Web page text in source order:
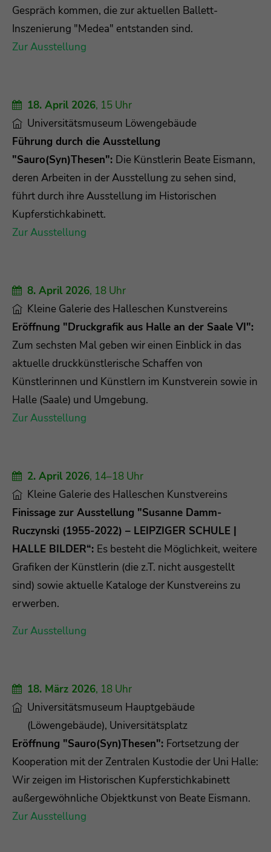
Gespräch kommen, die zur aktuellen Ballett-
Inszenierung "Medea" entstanden sind.
Zur Ausstellung
18. April 2026, 15 Uhr
Universitätsmuseum Löwengebäude
Führung durch die Ausstellung
"Sauro(Syn)Thesen": Die Künstlerin Beate Eismann,
deren Arbeiten in der Ausstellung zu sehen sind,
führt durch ihre Ausstellung im Historischen
Kupferstichkabinett.
Zur Ausstellung
8. April 2026, 18 Uhr
Kleine Galerie des Halleschen Kunstvereins
Eröffnung "Druckgrafik aus Halle an der Saale VI":
Zum sechsten Mal geben wir einen Einblick in das
aktuelle druckkünstlerische Schaffen von
Künstlerinnen und Künstlern im Kunstverein sowie in
Halle (Saale) und Umgebung.
Zur Ausstellung
2. April 2026, 14–18 Uhr
Kleine Galerie des Halleschen Kunstvereins
Finissage zur Ausstellung "Susanne Damm-
Ruczynski (1955-2022) – LEIPZIGER SCHULE |
HALLE BILDER“: Es besteht die Möglichkeit, weitere
Grafiken der Künstlerin (die z.T. nicht ausgestellt
sind) sowie aktuelle Kataloge der Kunstvereins zu
erwerben.
Zur Ausstellung
18. März 2026, 18 Uhr
Universitätsmuseum Hauptgebäude
(Löwengebäude), Universitätsplatz
Eröffnung "Sauro(Syn)Thesen": Fortsetzung der
Kooperation mit der Zentralen Kustodie der Uni Halle:
Wir zeigen im Historischen Kupferstichkabinett
außergewöhnliche Objektkunst von Beate Eismann.
Zur Ausstellung